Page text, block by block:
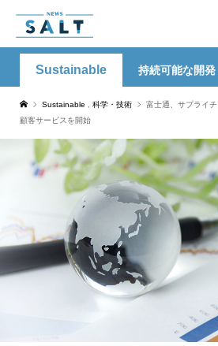
Sustainable 持続可能な開
Sustainable 科学・技術
富士通、サプライ
顧客サービスを開始